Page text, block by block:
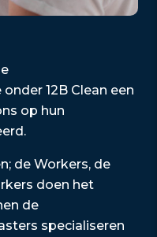
12B Clean een
op hun
de Workers, de
doen het
de
specialiseren